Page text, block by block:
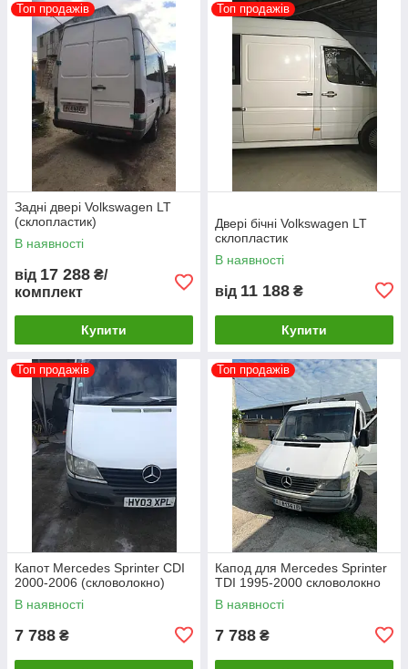
Топ продажів
Задні двері Volkswagen LT
(склопластик)
В наявності
від 17 288 ₴/
комплект
Купити
Топ продажів
Двері бічні Volkswagen LT
склопластик
В наявності
від 11 188 ₴
Купити
Топ продажів
Капот Mercedes Sprinter CDI
2000-2006 (скловолокно)
В наявності
7 788 ₴
Топ продажів
Капод для Mercedes Sprinter
TDI 1995-2000 скловолокно
В наявності
7 788 ₴